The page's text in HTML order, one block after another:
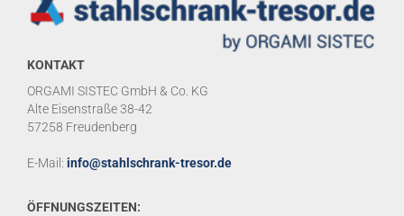
KONTAKT
ORGAMI SISTEC GmbH & Co. KG
Alte Eisenstraße 38-42
57258 Freudenberg
E-Mail: info@stahlschrank-tresor.de
ÖFFNUNGSZEITEN: